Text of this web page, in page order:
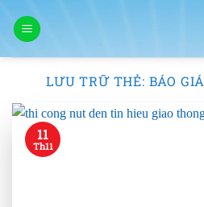
qua
LƯU TRỮ THẺ: BÁO
11
Th11